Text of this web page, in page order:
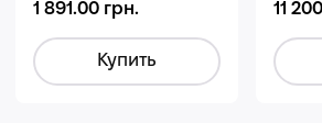
1 891.00 грн.
Купить
11